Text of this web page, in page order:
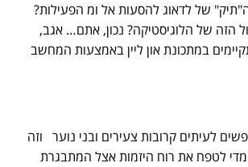
של לדאוג להסעות אל ומ הפעילות?
הזה של הלוגיסטיקה? נכון, אתם… אגב,
במתכונת און ליין באמצעות המחשב
לעיתים קרובות צעירים ובני נוער וזה
לטפח את רוח היזמות אצל המתבגרת